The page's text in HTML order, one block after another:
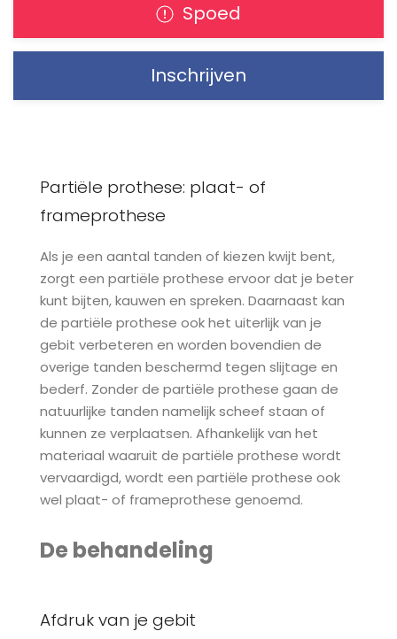
Spoed
Inschrijven
Partiële prothese: plaat- of
frameprothese
Als je een aantal tanden of kiezen kwijt bent,
zorgt een partiële prothese ervoor dat je beter
kunt bijten, kauwen en spreken. Daarnaast kan
de partiële prothese ook het uiterlijk van je
gebit verbeteren en worden bovendien de
overige tanden beschermd tegen slijtage en
bederf. Zonder de partiële prothese gaan de
natuurlijke tanden namelijk scheef staan of
kunnen ze verplaatsen. Afhankelijk van het
materiaal waaruit de partiële prothese wordt
vervaardigd, wordt een partiële prothese ook
wel plaat- of frameprothese genoemd.
De behandeling
Afdruk van je gebit